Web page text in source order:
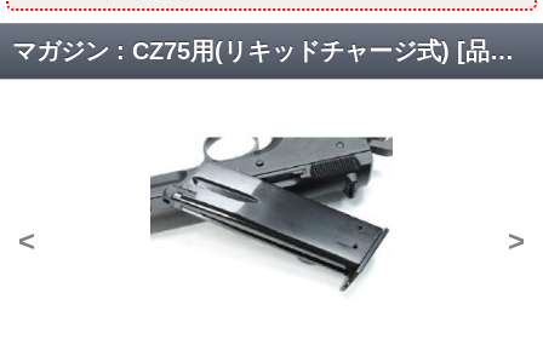
マガジン : CZ75用(リキッドチャージ式) [品切中.輸入待ち]
< >